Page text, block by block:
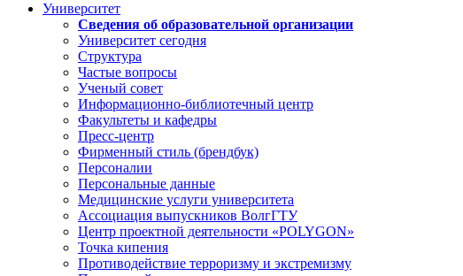
Университет
Сведения об образовательной организации
Университет сегодня
Структура
Частые вопросы
Ученый совет
Информационно-библиотечный центр
Факультеты и кафедры
Пресс-центр
Фирменный стиль (брендбук)
Персоналии
Персональные данные
Медицинские услуги университета
Ассоциация выпускников ВолгГТУ
Центр проектной деятельности «POLYGON»
Точка кипения
Противодействие терроризму и экстремизму